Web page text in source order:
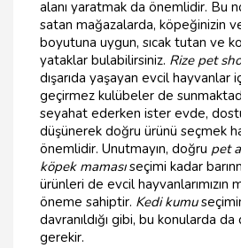
alanı yaratmak da önemlidir. Bu
satan mağazalarda, köpeğinizin
boyutuna uygun, sıcak tutan ve
yataklar bulabilirsiniz. Rize pet
dışarıda yaşayan evcil hayvanlar
geçirmez kulübeler de
seyahat ederken ister evde,
düşünerek doğru ürünü seçmek
önemlidir. Unutmayın, doğru pet
köpek mamasıseçimi kadar
ürünleri de evcil hayvanlarımızın
öneme sahiptir. Kedi kumu
davranıldığı gibi, bu konularda
gerekir.